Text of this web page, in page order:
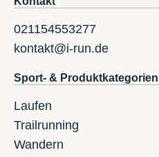
021154553277
kontakt@i-run.de
Sport- & Produktkategorien
Laufen
Trailrunning
Wandern